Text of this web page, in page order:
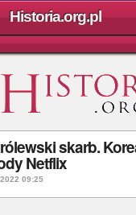
Historia.org.pl
skarb.
Netflix
09:25